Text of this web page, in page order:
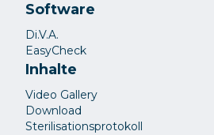
Software
Di.V.A.
EasyCheck
Inhalte
Video Gallery
Download
Sterilisationsprotokoll